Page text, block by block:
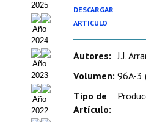
Hacerse socio
Noticias
Galería de Fotos
Web AIDA 2.0
REVISTA ITEA
2025
Año
2024
Año
2023
Año
2022
DESCARGAR
ARTÍCULO
Autores: J.J.
Volumen: 96A-3
Tipo de
Artículo: